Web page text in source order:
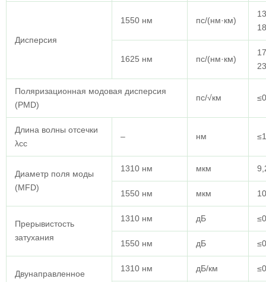
Дисперсия
1550 нм пс/(нм·км)
1625 нм пс/(нм·км)
Поляризационная модовая дисперсия
(PMD)
пс/√км
Длина волны отсечки
λcc
– нм
Диаметр поля моды
(MFD)
1310 нм мкм
1550 нм мкм
Прерывистость
затухания
1310 нм дБ
1550 нм дБ
Двунаправленное
1310 нм дБ/км